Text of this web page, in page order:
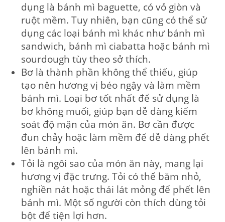
dụng là bánh mì baguette, có vỏ giòn và
ruột mềm. Tuy nhiên, bạn cũng có thể sử
dụng các loại bánh mì khác như bánh mì
sandwich, bánh mì ciabatta hoặc bánh mì
sourdough tùy theo sở thích.
Bơ là thành phần không thể thiếu, giúp
tạo nên hương vị béo ngậy và làm mềm
bánh mì. Loại bơ tốt nhất để sử dụng là
bơ không muối, giúp bạn dễ dàng kiểm
soát độ mặn của món ăn. Bơ cần được
đun chảy hoặc làm mềm để dễ dàng phết
lên bánh mì.
Tỏi là ngôi sao của món ăn này, mang lại
hương vị đặc trưng. Tỏi có thể băm nhỏ,
nghiền nát hoặc thái lát mỏng để phết lên
bánh mì. Một số người còn thích dùng tỏi
bột để tiện lợi hơn.